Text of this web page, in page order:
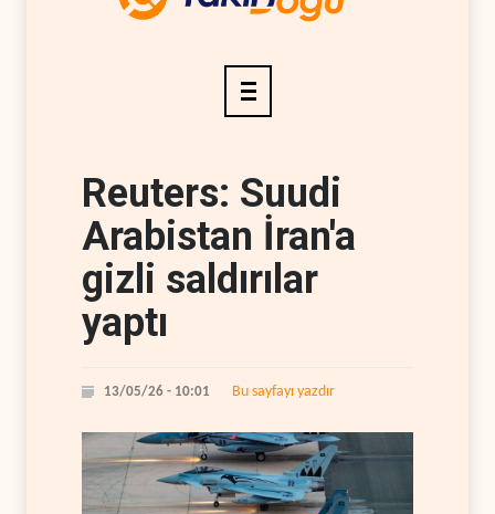
Reuters: Suudi
Arabistan İran'a
gizli saldırılar
yaptı
13/05/26 - 10:01 Bu sayfayı yazdır